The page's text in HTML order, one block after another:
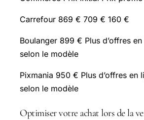
Carrefour 869 € 709 € 160 €
Boulanger 899 € Plus d’offres
selon le modèle
Pixmania 950 € Plus d’offres en
selon le modèle
Optimiser votre achat lors de la